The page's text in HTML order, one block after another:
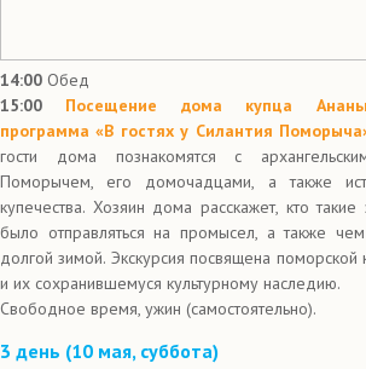
14:00 Обед
15:00
Посещение дома купца
программа «В гостях у Силантия
гости дома познакомятся с
Поморычем, его домочадцами, а также
купечества. Хозяин дома расскажет, кто
было отправляться на промысел, а также
долгой зимой. Экскурсия посвящена поморской
и их сохранившемуся культурному наследию.
Свободное время, ужин (самостоятельно).
3 день (10 мая, суббота)